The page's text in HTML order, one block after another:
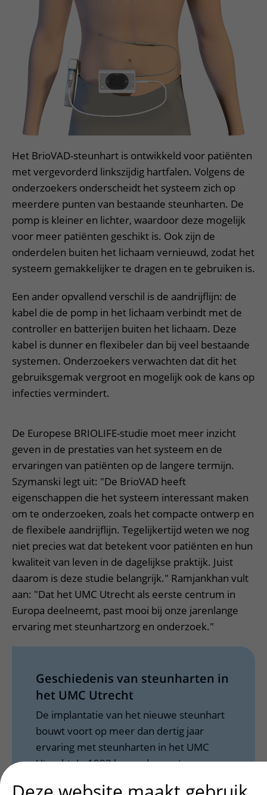
Het BrioVAD-steunhart is ontwikkeld voor patiënten
met vergevorderd linkszijdig hartfalen. Volgens de
onderzoekers onderscheidt het systeem zich op
meerdere punten van bestaande steunharten. De
pomp is kleiner en lichter, waardoor deze mogelijk
voor meer patiënten geschikt is. Ook zijn de
onderdelen buiten het lichaam vernieuwd, zodat het
systeem gemakkelijker te dragen en te gebruiken is.
Een ander opvallend verschil is de aandrijflijn: de
kabel die de pomp in het lichaam verbindt met de
controller en batterijen buiten het lichaam. Deze
kabel is dunner en flexibeler dan bij veel bestaande
systemen. Onderzoekers verwachten dat dit het
gebruiksgemak vergroot en mogelijk ook de kans op
infecties vermindert.
De Europese BRIOLIFE-studie moet meer inzicht
geven in de prestaties van het systeem en de
ervaringen van patiënten op de langere termijn.
Szymanski legt uit: "De BrioVAD heeft
eigenschappen die het systeem interessant maken
om te onderzoeken, zoals het compacte ontwerp en
de flexibele aandrijflijn. Tegelijkertijd weten we nog
niet precies wat dat betekent voor patiënten en hun
kwaliteit van leven in de dagelijkse praktijk. Juist
daarom is deze studie belangrijk." Ramjankhan vult
aan: "Dat het UMC Utrecht als eerste centrum in
Europa deelneemt, past mooi bij onze jarenlange
ervaring met steunhartzorg en onderzoek."
Geschiedenis van steunharten in
het UMC Utrecht
De implantatie van het nieuwe steunhart
bouwt voort op meer dan dertig jaar
ervaring met steunharten in het UMC
Utrecht. In 1993 kreeg de eerste